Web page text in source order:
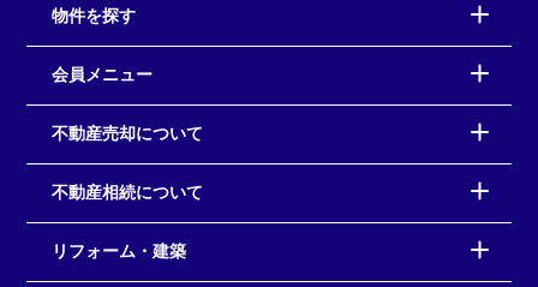
物件を探す
会員メニュー
不動産売却について
不動産相続について
リフォーム・建築